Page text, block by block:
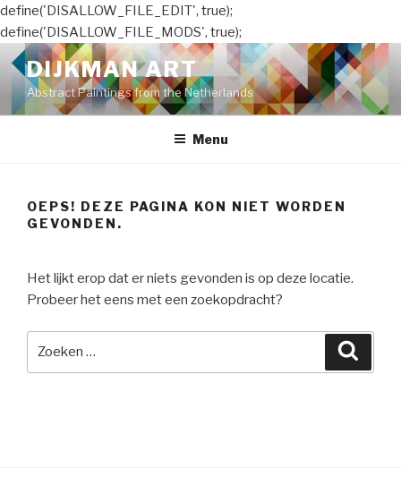
define('DISALLOW_FILE_EDIT', true);
define('DISALLOW_FILE_MODS', true);
Naar
de
inhoud
springen
DIJKMAN ART
Abstract Paintings from the Netherlands
Menu
OEPS! DEZE PAGINA KON NIET WORDEN
GEVONDEN.
Het lijkt erop dat er niets gevonden is op deze locatie.
Probeer het eens met een zoekopdracht?